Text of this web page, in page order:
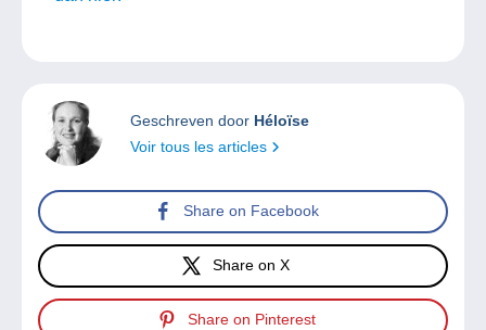
Geschreven door Héloïse
Voir tous les articles
Share on Facebook
Share on X
Share on Pinterest